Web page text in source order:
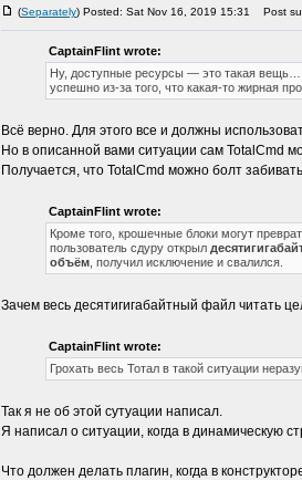
(Separately) Posted: Sat Nov 16, 2019 15:31 Post
CaptainFlint wrote:
Ну, доступные ресурсы — это такая вещь…
успешно из-за того, что какая-то жирная
Всё верно. Для этого все и должны
Но в описанной вами ситуации сам TotalCmd
Получается, что TotalCmd можно болт
CaptainFlint wrote:
Кроме того, крошечные блоки могут
пользователь сдуру открыл
объём , получил исключение и свалился.
Зачем весь десятигигабайтный файл читать
CaptainFlint wrote:
Грохать весь Тотал в такой ситуации
Так я не об этой сутуации написал.
Я написал о ситуации, когда в динамическую
Что должен делать плагин, когда в